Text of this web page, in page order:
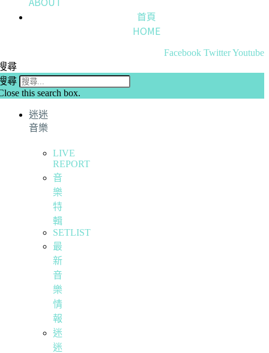
首頁
HOME
Facebook TwitterYoutube
尋
尋
this search box.
迷迷
音樂
LIVE
REPORT
音
樂
特
輯
SETLIST
最
新
音
樂
情
報
迷
迷